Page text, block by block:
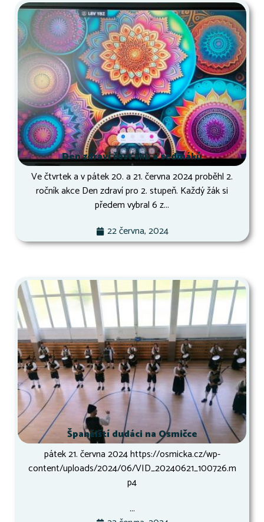
Den zdraví šesťáků a sedmáků
Ve čtvrtek a v pátek 20. a 21. června 2024 proběhl 2.
ročník akce Den zdraví pro 2. stupeň. Každý žák si
předem vybral 6 z...
22 června, 2024
Španělští dudáci na Osmičce
pátek 21. června 2024 https://osmicka.cz/wp-
content/uploads/2024/06/VID_20240621_100726.m
p4
...